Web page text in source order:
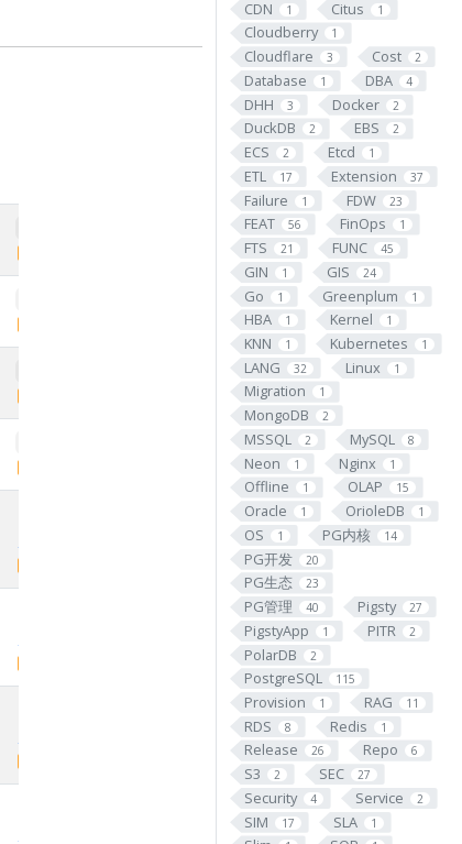
CDN 1 Citus 1
Cloudberry 1
Cloudflare 3 Cost 2
Database 1 DBA 4
DHH 3 Docker 2
DuckDB 2 EBS 2
ECS 2 Etcd 1
ETL 17 Extension 37
Failure 1 FDW 23
FEAT 56 FinOps 1
FTS 21 FUNC 45
GIN 1 GIS 24
Go 1 Greenplum 1
HBA 1 Kernel 1
KNN 1 Kubernetes 1
LANG 32 Linux 1
Migration 1
MongoDB 2
MSSQL 2 MySQL 8
Neon 1 Nginx 1
Offline 1 OLAP 15
Oracle 1 OrioleDB 1
OS 1 PG内核 14
PG开发 20
PG生态 23
PG管理 40 Pigsty 27
PigstyApp 1 PITR 2
PolarDB 2
PostgreSQL 115
Provision 1 RAG 11
RDS 8 Redis 1
Release 26 Repo 6
S3 2 SEC 27
Security 4 Service 2
SIM 17 SLA 1